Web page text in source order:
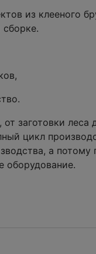
из клееного
заготовки леса
цикл
а
оборудование.